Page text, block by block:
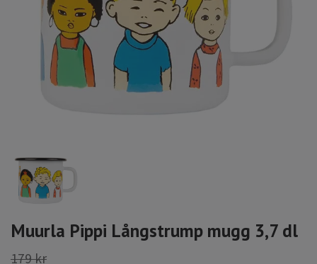
Muurla Pippi Långstrump mugg 3,7 dl
179 kr